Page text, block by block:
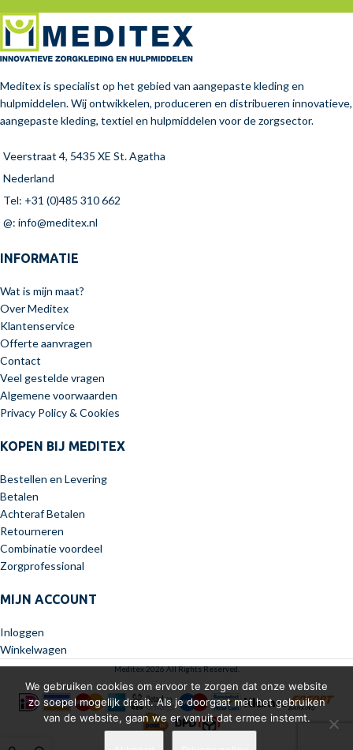
Meditex is specialist op het gebied van aangepaste kleding en
hulpmiddelen. Wij ontwikkelen, produceren en distribueren innovatieve,
aangepaste kleding, textiel en hulpmiddelen voor de zorgsector.
Veerstraat 4, 5435 XE St. Agatha
Nederland
Tel: +31 (0)485 310 662
@: info@meditex.nl
INFORMATIE
Wat is mijn maat?
Over Meditex
Klantenservice
Offerte aanvragen
Contact
Veel gestelde vragen
Algemene voorwaarden
Privacy Policy & Cookies
KOPEN BIJ MEDITEX
Bestellen en Levering
Betalen
Achteraf Betalen
Retourneren
Combinatie voordeel
Zorgprofessional
MIJN ACCOUNT
Inloggen
Winkelwagen
Meditex 2026 All Rights Reserved.
We gebruiken cookies om ervoor te zorgen dat onze website
zo soepel mogelijk draait. Als je doorgaat met het gebruiken
van de website, gaan we er vanuit dat ermee instemt.